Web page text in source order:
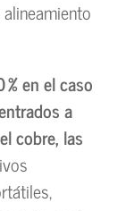
% en el caso
a
cobre, las